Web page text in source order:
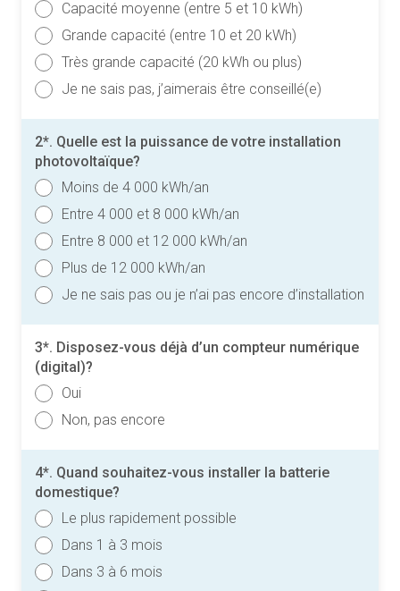
Capacité moyenne (entre 5 et 10 kWh)
Grande capacité (entre 10 et 20 kWh)
Très grande capacité (20 kWh ou plus)
Je ne sais pas, j’aimerais être conseillé(e)
2*. Quelle est la puissance de votre installation
photovoltaïque?
Moins de 4 000 kWh/an
Entre 4 000 et 8 000 kWh/an
Entre 8 000 et 12 000 kWh/an
Plus de 12 000 kWh/an
Je ne sais pas ou je n’ai pas encore d’installation
3*. Disposez-vous déjà d’un compteur numérique
(digital)?
Oui
Non, pas encore
4*. Quand souhaitez-vous installer la batterie
domestique?
Le plus rapidement possible
Dans 1 à 3 mois
Dans 3 à 6 mois